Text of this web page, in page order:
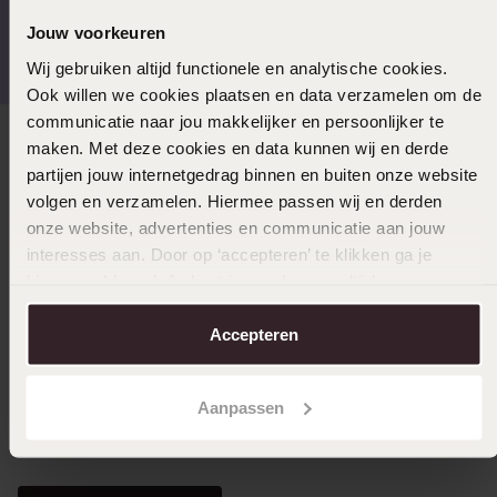
Jouw voorkeuren
Wij gebruiken altijd functionele en analytische cookies.
Ook willen we cookies plaatsen en data verzamelen om de
communicatie naar jou makkelijker en persoonlijker te
maken. Met deze cookies en data kunnen wij en derde
partijen jouw internetgedrag binnen en buiten onze website
volgen en verzamelen. Hiermee passen wij en derden
onze website, advertenties en communicatie aan jouw
interesses aan. Door op ‘accepteren’ te klikken ga je
aanpassen. Lees er meer over in onscookiebeleid.
Accepteren
Aanpassen
Kostenloser Versand ab
Direkt zu
Über Lucardi
Kundenservice